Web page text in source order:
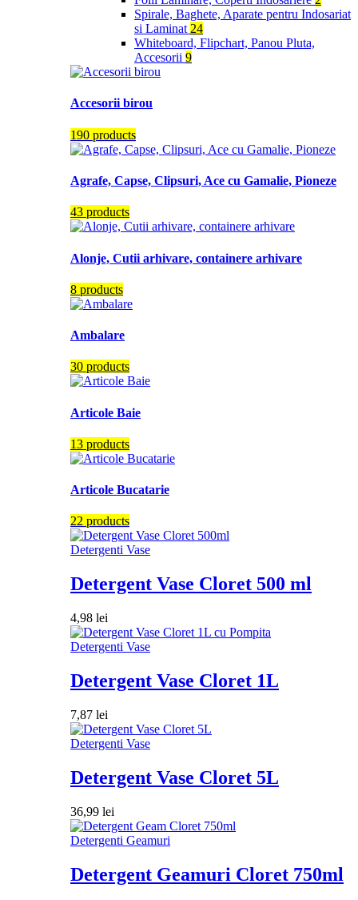
Spirale, Baghete, Aparate pentru Indosariat
si Laminat 24
Whiteboard, Flipchart, Panou Pluta,
Accesorii 9
Accesorii birou
190 products
Agrafe, Capse, Clipsuri, Ace cu Gamalie, Pioneze
43 products
Alonje, Cutii arhivare, containere arhivare
8 products
Ambalare
30 products
Articole Baie
13 products
Articole Bucatarie
22 products
Detergenti Vase
Detergent Vase Cloret 500 ml
4,98 lei
Detergenti Vase
Detergent Vase Cloret 1L
7,87 lei
Detergenti Vase
Detergent Vase Cloret 5L
36,99 lei
Detergenti Geamuri
Detergent Geamuri Cloret 750ml